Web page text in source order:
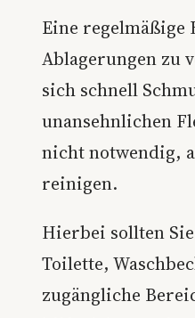
Eine
Ablagerungen zu
sich schnell
unansehnlichen
nicht notwendig,
reinigen.
Hierbei sollten
Toilette,
zugängliche